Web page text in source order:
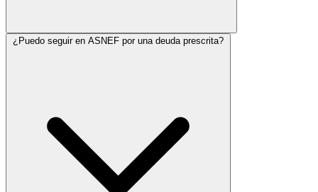
¿Puedo seguir en ASNEF por una deuda prescrita?